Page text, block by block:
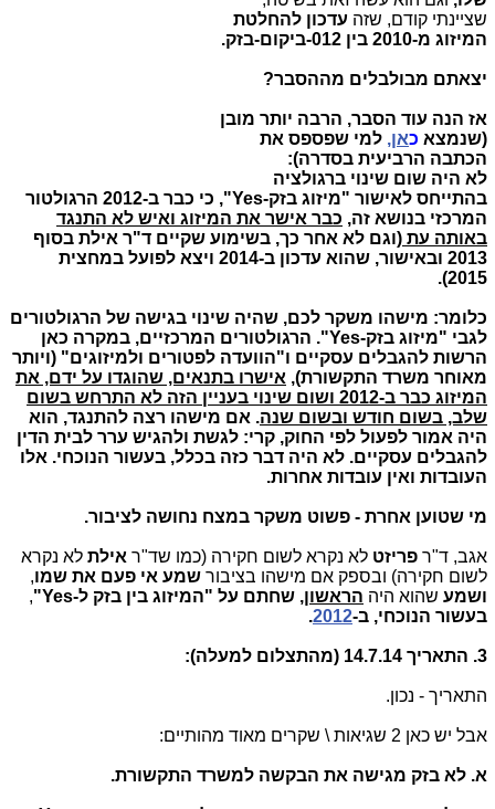
שציינתי קודם, שזה עדכון להחלטת
המיזוג מ-2010 בין 012-ביקום-בזק.
יצאתם מבולבלים מההסבר?
אז הנה עוד הסבר, הרבה יותר מובן
(שנמצא כאן, למי שפספס את
הכתבה הרביעית בסדרה):
לא היה שום שינוי ברגולציה
בהתייחס לאישור "מיזוג בזק-Yes", כי כבר ב-2012 הרגולטור
המרכזי בנושא זה, כבר אישר את המיזוג ואיש לא התנגד
באותה עת (וגם לא אחר כך, בשימוע שקיים ד"ר אילת בסוף
2013 ובאישור, שהוא עדכון ב-2014 ויצא לפועל במחצית
2015).
כלומר: מישהו משקר לכם, שהיה שינוי בגישה של הרגולטורים
לגבי "מיזוג בזק-Yes". הרגולטורים המרכזיים, במקרה כאן
הרשות להגבלים עסקיים ו"הוועדה לפטורים ולמיזוגים" (ויותר
מאוחר משרד התקשורת), אישרו בתנאים, שהוגדו על ידם, את
המיזוג כבר ב-2012 ושום שינוי בעניין הזה לא התרחש בשום
שלב, בשום חודש ובשום שנה. אם מישהו רצה להתנגד, הוא
היה אמור לפעול לפי החוק, קרי: לגשת ולהגיש ערר לבית הדין
להגבלים עסקיים. לא היה דבר כזה בכלל, בעשור הנוכחי. אלו
העובדות ואין עובדות אחרות.
מי שטוען אחרת - פשוט משקר במצח נחושה לציבור.
אגב, ד"ר פריזט לא נקרא לשום חקירה (כמו שד"ר אילת לא נקרא
לשום חקירה) ובספק אם מישהו בציבור שמע אי פעם את שמו,
ושמע שהוא היה הראשון, שחתם על "המיזוג בין בזק ל-Yes"
,
בעשור הנוכחי, ב-2012
.
3. התאריך 14.7.14 (מהתצלום למעלה):
התאריך - נכון.
אבל יש כאן 2 שגיאות \ שקרים מאוד מהותיים:
א. לא בזק מגישה את הבקשה למשרד התקשורת.